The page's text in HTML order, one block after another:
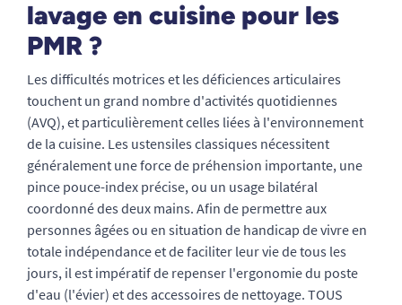
lavage en cuisine pour les
PMR ?
Les difficultés motrices et les déficiences articulaires
touchent un grand nombre d'activités quotidiennes
(AVQ), et particulièrement celles liées à l'environnement
de la cuisine. Les ustensiles classiques nécessitent
généralement une force de préhension importante, une
pince pouce-index précise, ou un usage bilatéral
coordonné des deux mains. Afin de permettre aux
personnes âgées ou en situation de handicap de vivre en
totale indépendance et de faciliter leur vie de tous les
jours, il est impératif de repenser l'ergonomie du poste
d'eau (l'évier) et des accessoires de nettoyage. TOUS